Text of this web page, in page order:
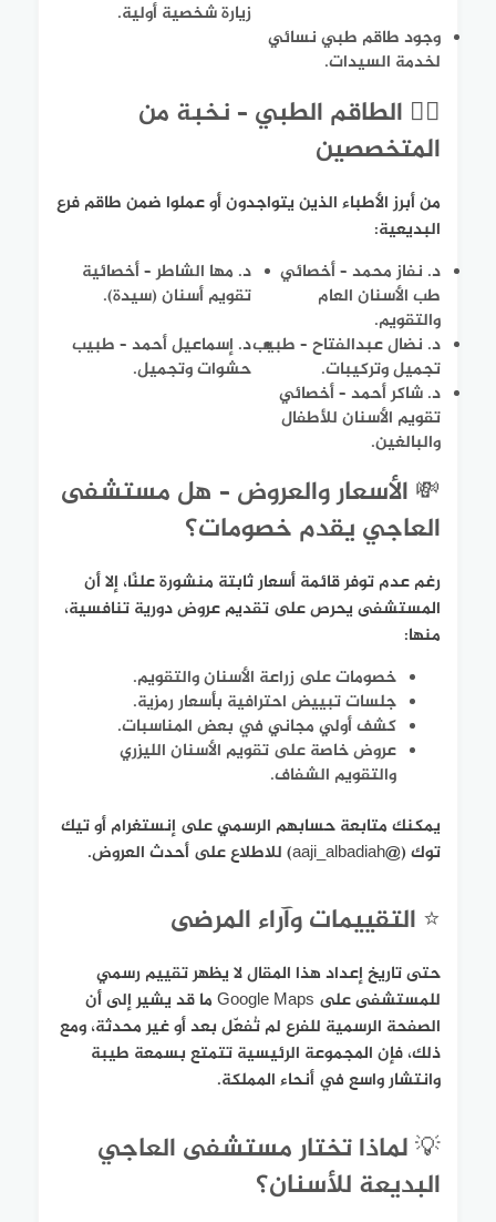
زيارة شخصية أولية.
وجود طاقم طبي نسائي
لخدمة السيدات.
👨‍⚕️ الطاقم الطبي – نخبة من
المتخصصين
من أبرز الأطباء الذين يتواجدون أو عملوا ضمن طاقم فرع
البديعية:
د. نفاز محمد – أخصائي
طب الأسنان العام
والتقويم.
د. مها الشاطر – أخصائية
تقويم أسنان (سيدة).
د. نضال عبدالفتاح – طبيب
تجميل وتركيبات.
د. إسماعيل أحمد – طبيب
حشوات وتجميل.
د. شاكر أحمد – أخصائي
تقويم الأسنان للأطفال
والبالغين.
💸 الأسعار والعروض – هل مستشفى
العاجي يقدم خصومات؟
رغم عدم توفر قائمة أسعار ثابتة منشورة علنًا، إلا أن
المستشفى يحرص على تقديم عروض دورية تنافسية،
منها:
خصومات على زراعة الأسنان والتقويم.
جلسات تبييض احترافية بأسعار رمزية.
كشف أولي مجاني في بعض المناسبات.
عروض خاصة على تقويم الأسنان الليزري
والتقويم الشفاف.
يمكنك متابعة حسابهم الرسمي على إنستغرام أو تيك
توك (@aaji_albadiah) للاطلاع على أحدث العروض.
⭐ التقييمات وآراء المرضى
حتى تاريخ إعداد هذا المقال لا يظهر تقييم رسمي
للمستشفى على Google Maps ما قد يشير إلى أن
الصفحة الرسمية للفرع لم تُفعّل بعد أو غير محدثة، ومع
ذلك، فإن المجموعة الرئيسية تتمتع بسمعة طيبة
وانتشار واسع في أنحاء المملكة.
💡 لماذا تختار مستشفى العاجي
البديعة للأسنان؟